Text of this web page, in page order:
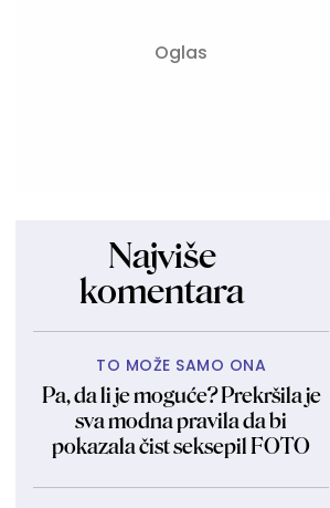
Najviše
komentara
TO MOŽE SAMO ONA
Pa, da li je moguće? Prekršila je
sva modna pravila da bi
pokazala čist seksepil FOTO